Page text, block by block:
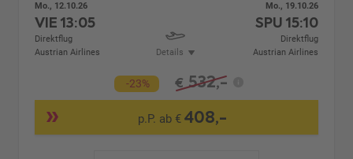
Mo., 12.10.26
VIE13:05
Direktflug
Austrian Airlines
Details
Mo., 19.10.26
SPU 15:10
Direktflug
Austrian Airlines
-23% € 532,-
p.P. ab € 408,-